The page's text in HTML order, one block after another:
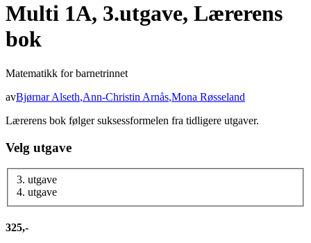
Multi 1A, 3.utgave, Lærerens
bok
Matematikk for barnetrinnet
avBjørnar Alseth,Ann-Christin Arnås,Mona Røsseland
Lærerens bok følger suksessformelen fra tidligere utgaver.
Velg utgave
3. utgave
4. utgave
325,-